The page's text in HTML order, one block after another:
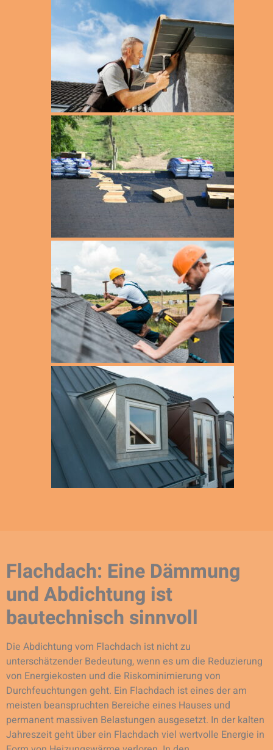
Flachdach: Eine Dämmung
und Abdichtung ist
bautechnisch sinnvoll
Die Abdichtung vom Flachdach ist nicht zu
unterschätzender Bedeutung, wenn es um die Reduzierung
von Energiekosten und die Riskominimierung von
Durchfeuchtungen geht. Ein Flachdach ist eines der am
meisten beanspruchten Bereiche eines Hauses und
permanent massiven Belastungen ausgesetzt. In der kalten
Jahreszeit geht über ein Flachdach viel wertvolle Energie in